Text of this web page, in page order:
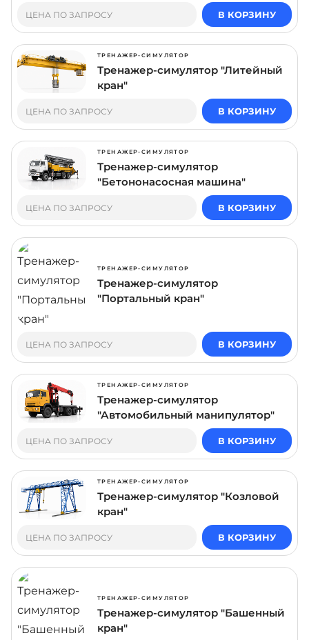
ЦЕНА ПО ЗАПРОСУ В КОРЗИНУ
ТРЕНАЖЕР-СИМУЛЯТОР
Тренажер-симулятор "Литейный
кран"
ЦЕНА ПО ЗАПРОСУ В КОРЗИНУ
ТРЕНАЖЕР-СИМУЛЯТОР
Тренажер-симулятор
"Бетононасосная машина"
ЦЕНА ПО ЗАПРОСУ В КОРЗИНУ
ТРЕНАЖЕР-СИМУЛЯТОР
Тренажер-симулятор
"Портальный кран"
ЦЕНА ПО ЗАПРОСУ В КОРЗИНУ
ТРЕНАЖЕР-СИМУЛЯТОР
Тренажер-симулятор
"Автомобильный манипулятор"
ЦЕНА ПО ЗАПРОСУ В КОРЗИНУ
ТРЕНАЖЕР-СИМУЛЯТОР
Тренажер-симулятор "Козловой
кран"
ЦЕНА ПО ЗАПРОСУ В КОРЗИНУ
ТРЕНАЖЕР-СИМУЛЯТОР
Тренажер-симулятор "Башенный
кран"